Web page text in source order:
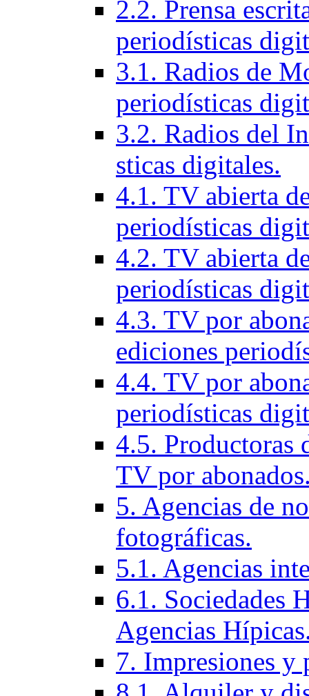
2.2. Prensa
periodísticas
3.1. Radios de
periodí­sticas
3.2. Radios del
sticas digitales.
4.1. TV abierta
periodí­sticas
4.2. TV abierta
periodí­sticas
4.3. TV por
ediciones
4.4. TV por
periodí­sticas
4.5. Productoras
TV por
5. Agencias de
fotográficas.
5.1. Agencias
6.1. Sociedades
Agencias
7. Impresiones